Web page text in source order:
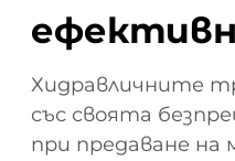
Хидравличните
със своята
при предаване